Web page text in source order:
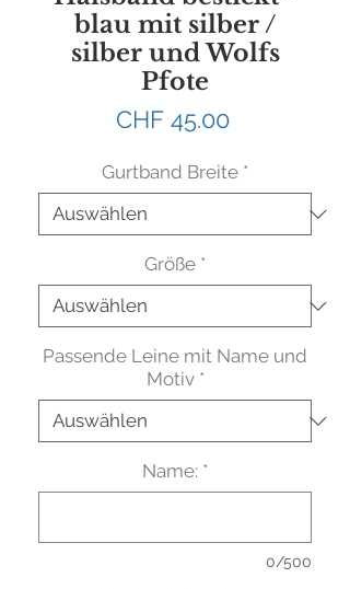
blau mit silber /
silber und Wolfs
Pfote
CHF 45.00Preis
Gurtband Breite *
Größe *
Passende Leine mit Name und
Motiv *
Name: *
0/500